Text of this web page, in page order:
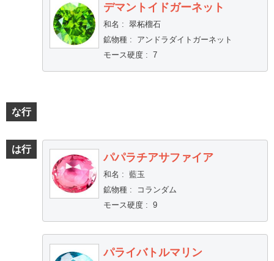
デマントイドガーネット
和名 : 翠柘榴石
鉱物種:
アンドラダイトガーネット
モース硬度: 7
な行
は行
パパラチアサファイア
和名 : 藍玉
鉱物種:
コランダム
モース硬度: 9
パライバトルマリン